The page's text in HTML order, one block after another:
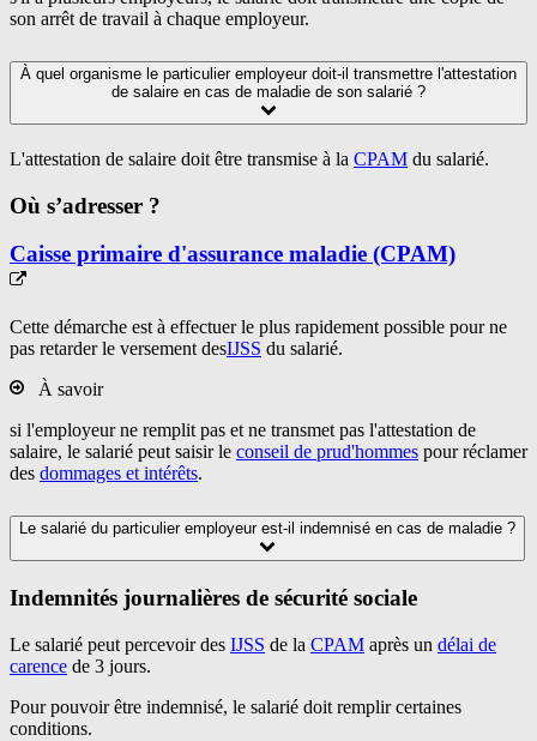
son arrêt de travail à chaque employeur.
À quel organisme le particulier employeur doit-il transmettre l'attestation
de salaire en cas de maladie de son salarié ?
L'attestation de salaire doit être transmise à la CPAM du salarié.
Où s’adresser ?
Caisse primaire d'assurance maladie (CPAM)
Cette démarche est à effectuerle plus rapidement possible pour ne
pas retarder le versement desIJSS du salarié.
À savoir
si l'employeur ne remplit pas et ne transmet pas l'attestation de
salaire, le salarié peut saisir le conseil de prud'hommes pour réclamer
des dommages et intérêts.
Le salarié du particulier employeur est-il indemnisé en cas de maladie ?
Indemnités journalières de sécurité sociale
Le salarié peut percevoir des IJSS de la CPAM après un délai de
carence de 3 jours.
Pour pouvoir être indemnisé, le salarié doit remplir certaines
conditions.